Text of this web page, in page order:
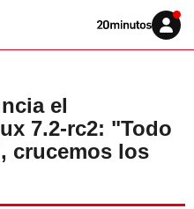
Volver
Iniciar
sesión
el
7.2-rc2: "Todo
crucemos los